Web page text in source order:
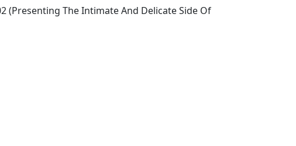
(Presenting The Intimate And Delicate Side Of